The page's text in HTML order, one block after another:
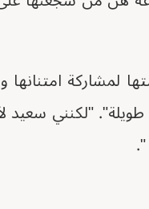
امتنانها
"لكنني سعيد